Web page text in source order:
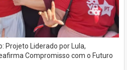
Projeto Liderado por Lula,
Compromisso com o Futuro